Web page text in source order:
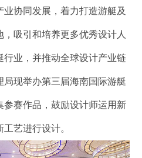
协同发展，着力打造游艇及
吸引和培养更多优秀设计人
行业，并推动全球设计产业链
现举办第三届海南国际游艇
赛作品，鼓励设计师运用新
艺进行设计。